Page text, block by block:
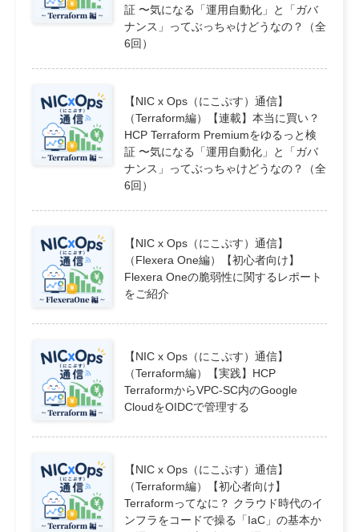
証 〜気になる「運用自動化」と「ガバ
ナンス」ってぶっちゃけどうなの？（全
6回）
【NIC x Ops（にこぷす）通信】
（Terraform編）【連載】本当に買い？
HCP Terraform Premiumをゆるっと検
証 〜気になる「運用自動化」と「ガバ
ナンス」ってぶっちゃけどうなの？（全
6回）
【NIC x Ops（にこぷす）通信】
（Flexera One編）【初心者向け】
Flexera Oneの脆弱性に関するレポート
をご紹介
【NIC x Ops（にこぷす）通信】
（Terraform編）【実践】HCP
TerraformからVPC-SC内のGoogle
CloudをOIDCで管理する
【NIC x Ops（にこぷす）通信】
（Terraform編）【初心者向け】
Terraformってなに？ クラウド時代のイ
ンフラをコードで操る「IaC」の基本か